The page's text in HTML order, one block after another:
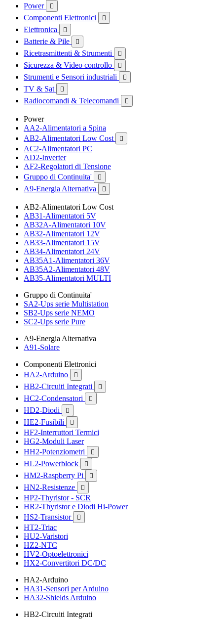
Power

Componenti Elettronici 
Elettronica 
Batterie & Pile 
Ricetrasmittenti & Strumenti 
Sicurezza & Video controllo 
Strumenti e Sensori industriali 
TV & Sat 
Radiocomandi & Telecomandi 
Power
AA2-Alimentatori a Spina
AB2-Alimentatori Low Cost

AC2-Alimentatori PC
AD2-Inverter
AF2-Regolatori di Tensione
Gruppo di Continuita'

A9-Energia Alternativa 
AB2-Alimentatori Low Cost
AB31-Alimentatori 5V
AB32A-Alimentatori 10V
AB32-Alimentatori 12V
AB33-Alimentatori 15V
AB34-Alimentatori 24V
AB35A1-Alimentatori 36V
AB35A2-Alimentatori 48V
AB35-Alimentatori MULTI
Gruppo di Continuita'
SA2-Ups serie Multistation
SB2-Ups serie NEMO
SC2-Ups serie Pure
A9-Energia Alternativa
A91-Solare
Componenti Elettronici
HA2-Arduino

HB2-Circuiti Integrati 
HC2-Condensatori 
HD2-Diodi 
HE2-Fusibili 
HF2-Interruttori Termici
HG2-Moduli Laser
HH2-Potenziometri

HL2-Powerblock 
HM2-Raspberry Pi 
HN2-Resistenze 
HP2-Thyristor - SCR
HR2-Thyristor e Diodi Hi-Power
HS2-Transistor

HT2-Triac
HU2-Varistori
HZ2-NTC
HV2-Optoelettronici
HX2-Convertitori DC/DC
HA2-Arduino
HA31-Sensori per Arduino
HA32-Shields Arduino
HB2-Circuiti Integrati